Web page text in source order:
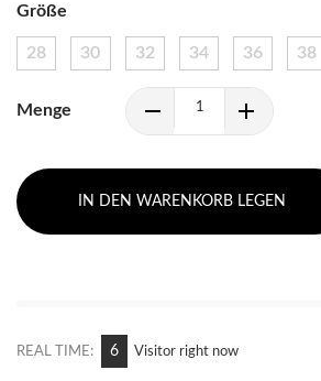
Größe
28 30 32 34 36 38
Menge
IN DEN WARENKORB LEGEN
REAL TIME: 12 Visitor right now